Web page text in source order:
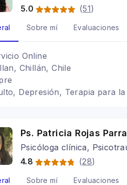
5.0
(51)
Sobre mí Evaluaciones
Online
Chillán, Chile
Depresión, Terapia para
Ps. Patricia Rojas
Psicóloga clínica,
4.8
(28)
Sobre mí Evaluaciones